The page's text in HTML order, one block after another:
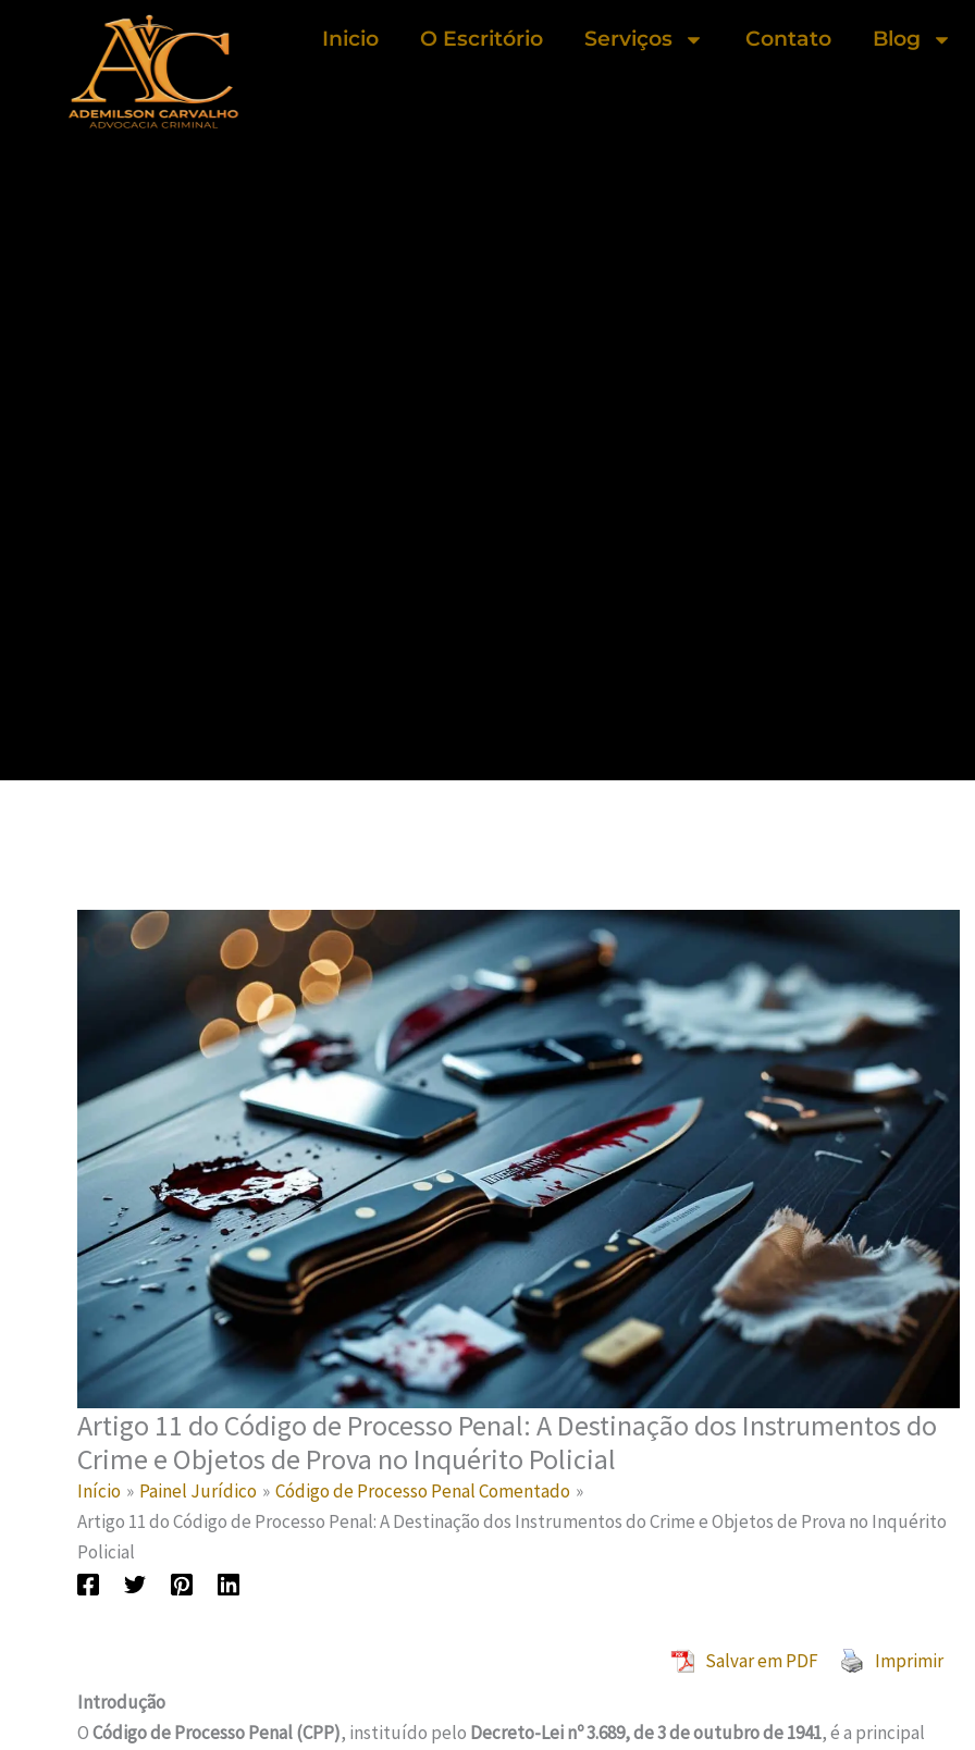
conteúdo
Inicio O Escritório Serviços Contato Blog
Artigo 11 do Código de Processo Penal: A Destinação dos Instrumentos do
Crime e Objetos de Prova no Inquérito Policial
Início Painel Jurídico
Código de Processo Penal Comentado
Artigo 11 do Código de Processo Penal: A Destinação dos Instrumentos do Crime e Objetos de Prova no Inquérito
Policial
Salvar em PDF
Imprimir
Introdução
OCódigo de Processo Penal (CPP), instituído pelo Decreto-Lei nº 3.689, de 3 de outubro de 1941, é a principal